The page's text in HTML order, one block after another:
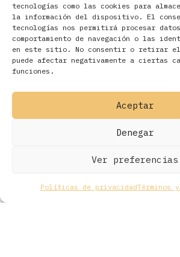
tecnologías como las cookies para
la información del dispositivo. El
tecnologías nos permitirá procesar
comportamiento de navegación o las
en este sitio. No consentir o retirar el
puede afectar negativamente a ciertas
funciones.
Aceptar
Denegar
Ver preferencias
Políticas de privacidadTérminos
Filtros